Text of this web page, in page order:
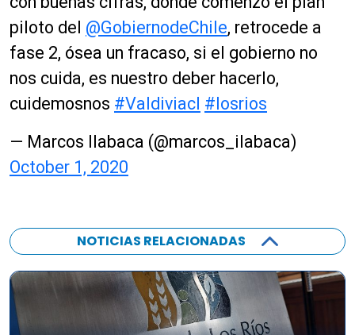
piloto del @GobiernodeChile, retrocede a
fase 2, ósea un fracaso, si el gobierno no
nos cuida, es nuestro deber hacerlo,
cuidemosnos #Valdiviacl #losrios
— Marcos Ilabaca (@marcos_ilabaca)
October 1, 2020
NOTICIAS RELACIONADAS